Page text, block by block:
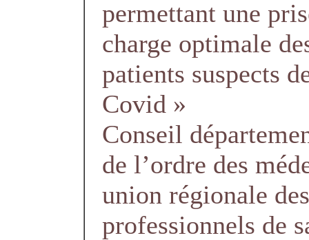
permettant une
charge optimale
patients suspects
Covid »
Conseil
de l’ordre des
union régionale des
professionnels de